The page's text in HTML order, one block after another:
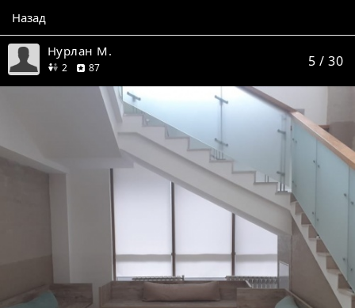
Назад
Нурлан М.
2 друга87отзывов 5 / 30